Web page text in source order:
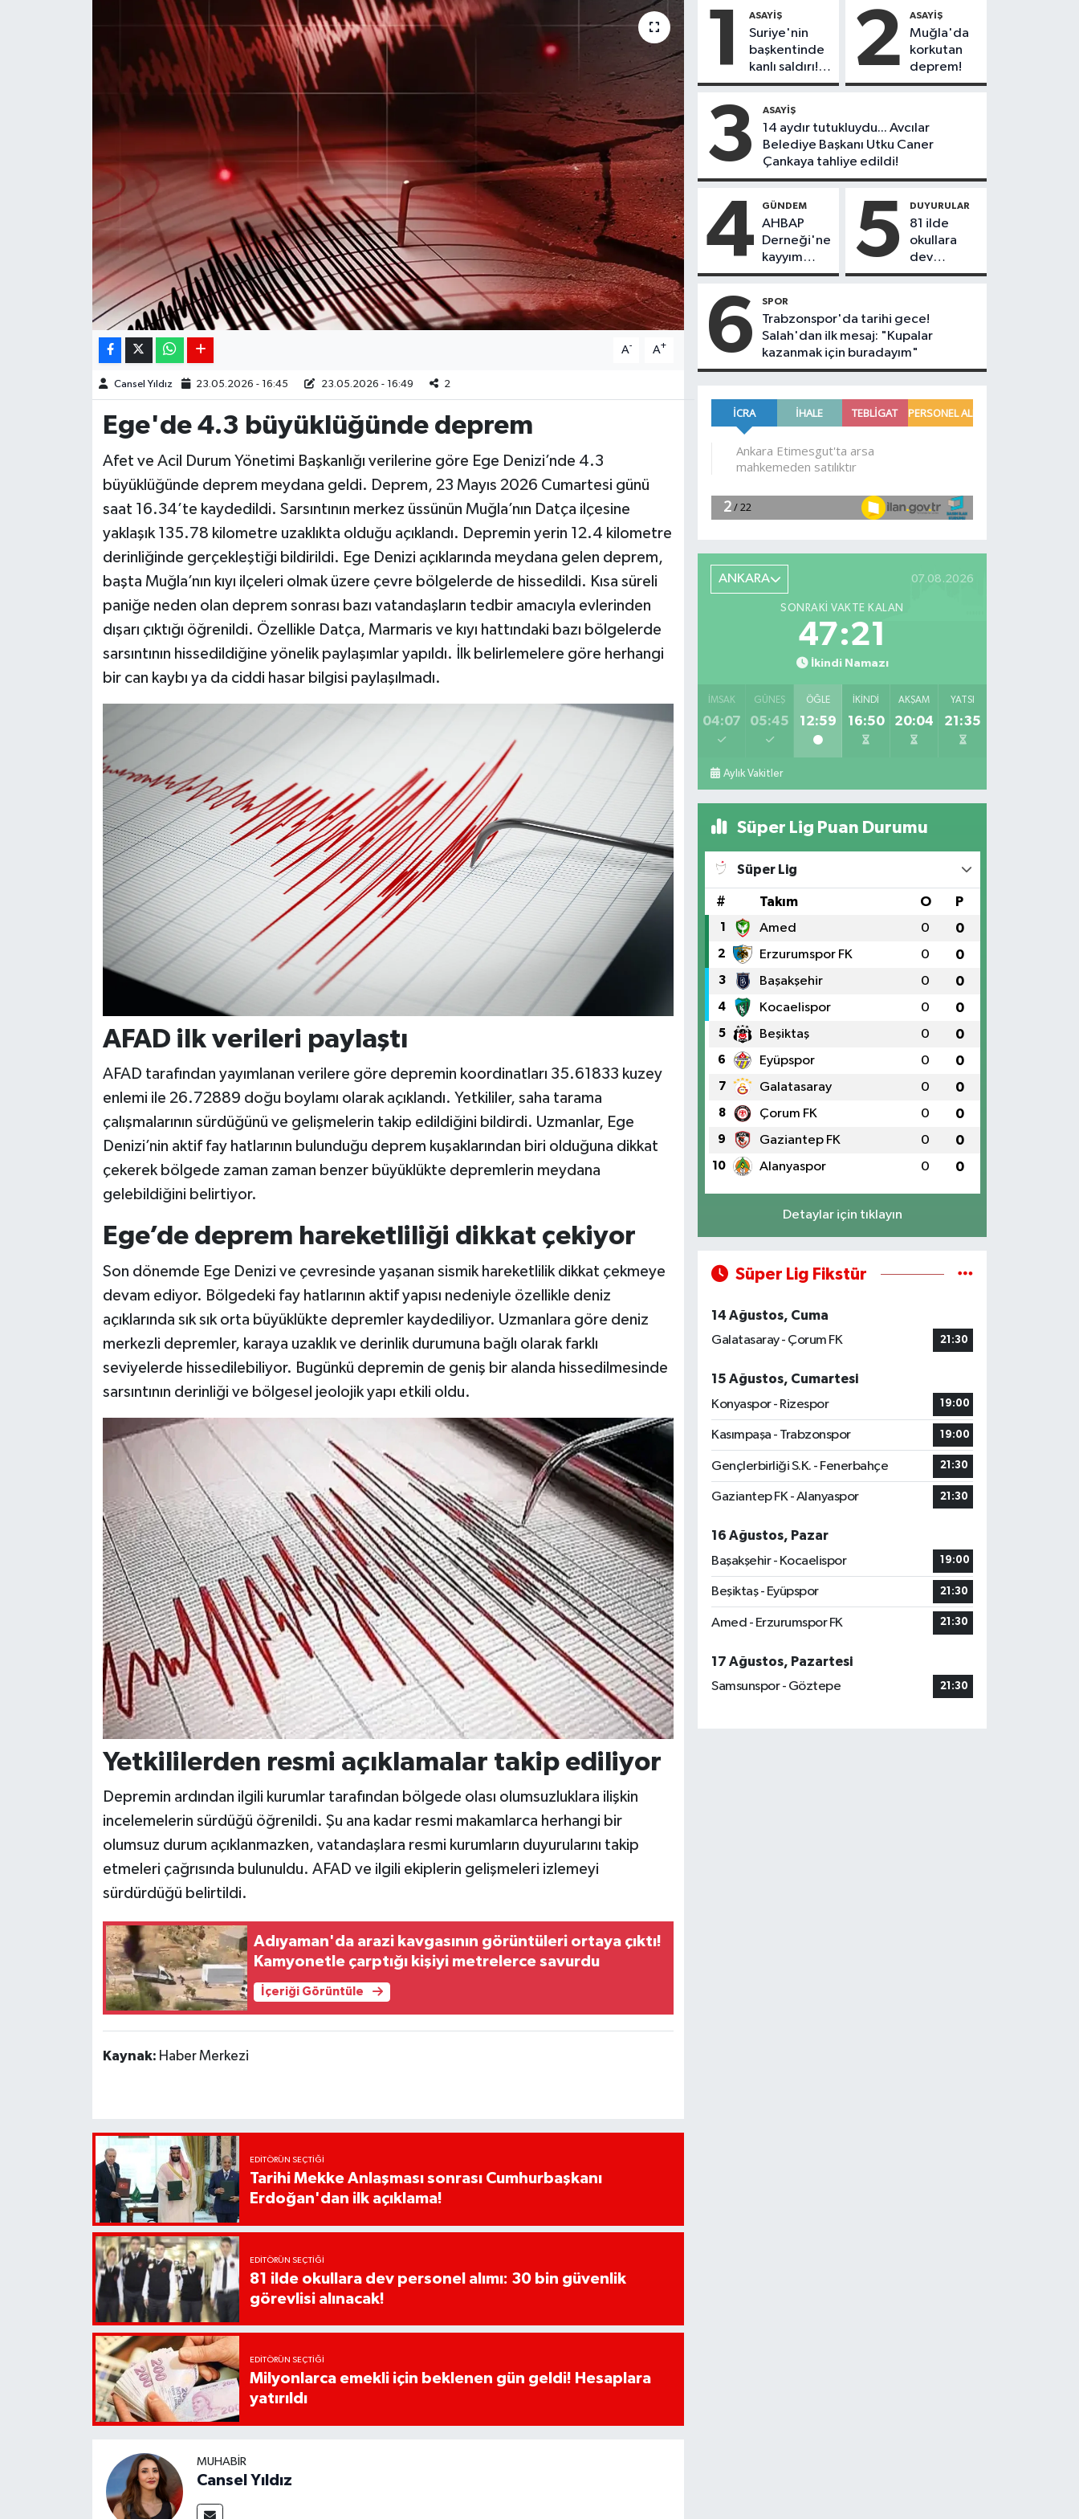
A- A+
Cansel Yıldız 23.05.2026 - 16:45 23.05.2026 - 16:49 2
Ege'de 4.3 büyüklüğünde deprem
Afet ve Acil Durum Yönetimi Başkanlığı verilerine göre Ege Denizi’nde 4.3
büyüklüğünde deprem meydana geldi. Deprem, 23 Mayıs 2026 Cumartesi günü
saat 16.34’te kaydedildi. Sarsıntının merkez üssünün Muğla’nın Datça ilçesine
yaklaşık 135.78 kilometre uzaklıkta olduğu açıklandı. Depremin yerin 12.4 kilometre
derinliğinde gerçekleştiği bildirildi. Ege Denizi açıklarında meydana gelen deprem,
başta Muğla’nın kıyı ilçeleri olmak üzere çevre bölgelerde de hissedildi. Kısa süreli
paniğe neden olan deprem sonrası bazı vatandaşların tedbir amacıyla evlerinden
dışarı çıktığı öğrenildi. Özellikle Datça, Marmaris ve kıyı hattındaki bazı bölgelerde
sarsıntının hissedildiğine yönelik paylaşımlar yapıldı. İlk belirlemelere göre herhangi
bir can kaybı ya da ciddi hasar bilgisi paylaşılmadı.
AFAD ilk verileri paylaştı
AFAD tarafından yayımlanan verilere göre depremin koordinatları 35.61833 kuzey
enlemi ile 26.72889 doğu boylamı olarak açıklandı. Yetkililer, saha tarama
çalışmalarının sürdüğünü ve gelişmelerin takip edildiğini bildirdi. Uzmanlar, Ege
Denizi’nin aktif fay hatlarının bulunduğu deprem kuşaklarından biri olduğuna dikkat
çekerek bölgede zaman zaman benzer büyüklükte depremlerin meydana
gelebildiğini belirtiyor.
Ege’de deprem hareketliliği dikkat çekiyor
Son dönemde Ege Denizi ve çevresinde yaşanan sismik hareketlilik dikkat çekmeye
devam ediyor. Bölgedeki fay hatlarının aktif yapısı nedeniyle özellikle deniz
açıklarında sık sık orta büyüklükte depremler kaydediliyor. Uzmanlara göre deniz
merkezli depremler, karaya uzaklık ve derinlik durumuna bağlı olarak farklı
seviyelerde hissedilebiliyor. Bugünkü depremin de geniş bir alanda hissedilmesinde
sarsıntının derinliği ve bölgesel jeolojik yapı etkili oldu.
Yetkililerden resmi açıklamalar takip ediliyor
Depremin ardından ilgili kurumlar tarafından bölgede olası olumsuzluklara ilişkin
incelemelerin sürdüğü öğrenildi. Şu ana kadar resmi makamlarca herhangi bir
olumsuz durum açıklanmazken, vatandaşlara resmi kurumların duyurularını takip
etmeleri çağrısında bulunuldu. AFAD ve ilgili ekiplerin gelişmeleri izlemeyi
sürdürdüğü belirtildi.
Adıyaman'da arazi kavgasının görüntüleri ortaya çıktı!
Kamyonetle çarptığı kişiyi metrelerce savurdu
İçeriği Görüntüle
Kaynak: Haber Merkezi
EDITÖRÜN SEÇTIĞI
Tarihi Mekke Anlaşması sonrası Cumhurbaşkanı
Erdoğan'dan ilk açıklama!
EDITÖRÜN SEÇTIĞI
81 ilde okullara dev personel alımı: 30 bin güvenlik
görevlisi alınacak!
EDITÖRÜN SEÇTIĞI
Milyonlarca emekli için beklenen gün geldi! Hesaplara
yatırıldı
MUHABIR
Cansel Yıldız
1 ASAYIŞ
Suriye'nin
başkentinde
kanlı saldırı!
Yolcu
çok sayıda
ölü ve yaralı
var
2 ASAYIŞ
Muğla'da
korkutan
deprem!
3 ASAYIŞ
14 aydır tutukluydu... Avcılar
Belediye Başkanı Utku Caner
Çankaya tahliye edildi!
4 GÜNDEM
AHBAP
Derneği'ne
kayyım
atandı! Tüm
durduruldu
5 DUYURULAR
81 ilde
okullara
dev
personel
güvenlik
görevlisi
alınacak!
6 SPOR
Trabzonspor'da tarihi gece!
Salah'dan ilk mesaj: "Kupalar
kazanmak için buradayım"
ANKARA 07.08.2026
SONRAKI VAKTE KALAN
47:19
İkindi Namazı
İMSAK
04:07
GÜNEŞ
05:45
ÖĞLE
12:59
İKINDI
16:50
AKŞAM
20:04
YATSI
21:35
Aylık Vakitler
Süper Lig Puan Durumu
Süper Lig
# Takım O P
1 Amed 0 0
2 Erzurumspor FK 0 0
3 Başakşehir 0 0
4 Kocaelispor 0 0
5 Beşiktaş 0 0
6 Eyüpspor 0 0
7 Galatasaray 0 0
8 Çorum FK 0 0
9 Gaziantep FK 0 0
10 Alanyaspor 0 0
Detaylar için tıklayın
Süper Lig Fikstür
14 Ağustos, Cuma
Galatasaray - Çorum FK
21:30
15 Ağustos, Cumartesi
Konyaspor - Rizespor
19:00
Kasımpaşa - Trabzonspor 19:00
Gençlerbirliği S.K. - Fenerbahçe 21:30
Gaziantep FK - Alanyaspor 21:30
16 Ağustos, Pazar
Başakşehir - Kocaelispor
19:00
Beşiktaş - Eyüpspor 21:30
Amed - Erzurumspor FK 21:30
17 Ağustos, Pazartesi
Samsunspor - Göztepe
21:30